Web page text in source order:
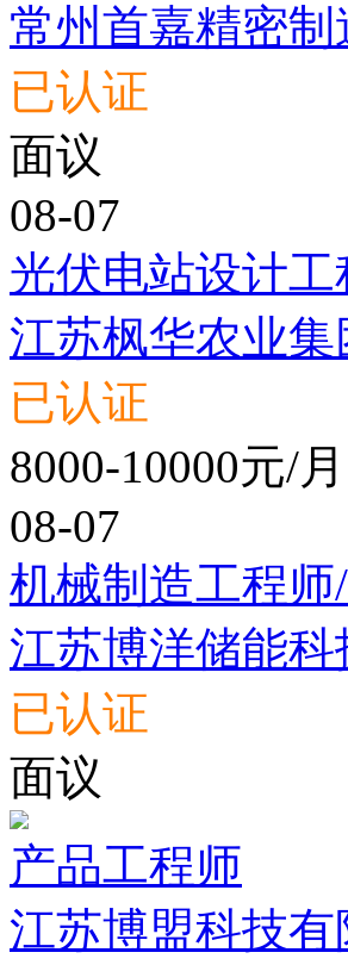
常州首嘉精密
已认证
面议
08-07
光伏电站设计工
江苏枫华农业
已认证
8000-10000元/月
08-07
机械制造工程师
江苏博洋储能
已认证
面议
产品工程师
江苏博盟科技有